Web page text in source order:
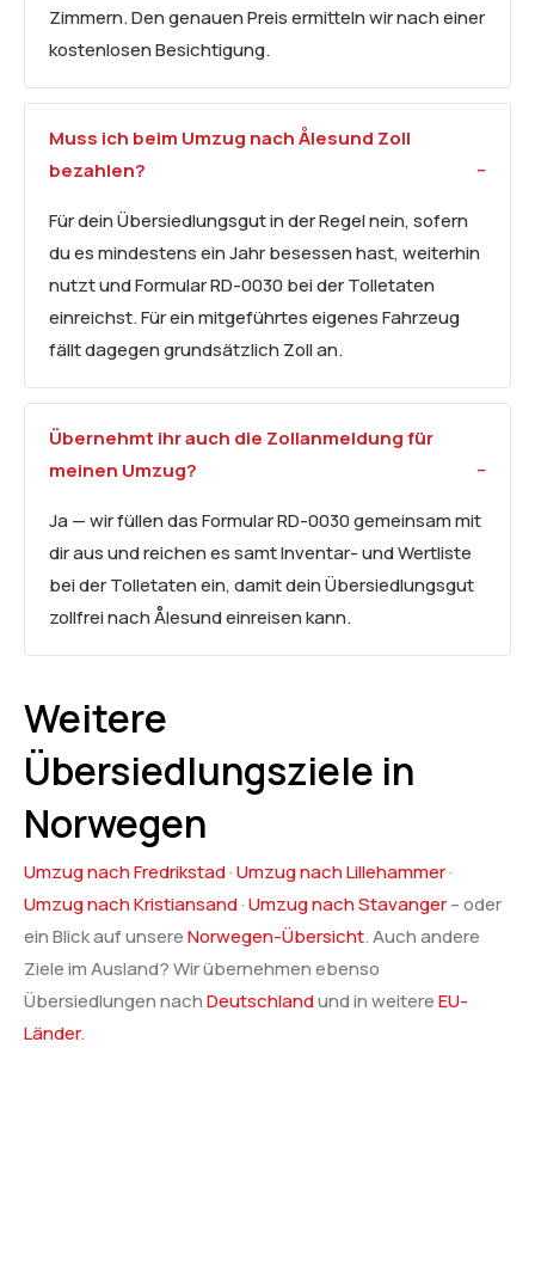
Zimmern. Den genauen Preis ermitteln wir nach einer
kostenlosen Besichtigung.
Muss ich beim Umzug nach Ålesund Zoll
bezahlen?
Für dein Übersiedlungsgut in der Regel nein, sofern
du es mindestens ein Jahr besessen hast, weiterhin
nutzt und Formular RD-0030 bei der Tolletaten
einreichst. Für ein mitgeführtes eigenes Fahrzeug
fällt dagegen grundsätzlich Zoll an.
Übernehmt ihr auch die Zollanmeldung für
meinen Umzug?
Ja — wir füllen das Formular RD-0030 gemeinsam mit
dir aus und reichen es samt Inventar- und Wertliste
bei der Tolletaten ein, damit dein Übersiedlungsgut
zollfrei nach Ålesund einreisen kann.
Weitere
Übersiedlungsziele in
Norwegen
Umzug nach Fredrikstad·Umzug nach Lillehammer·
Umzug nach Kristiansand·Umzug nach Stavanger– oder
ein Blick auf unsereNorwegen-Übersicht. Auch andere
Ziele im Ausland? Wir übernehmen ebenso
Übersiedlungen nachDeutschlandund in weitereEU-
Länder.